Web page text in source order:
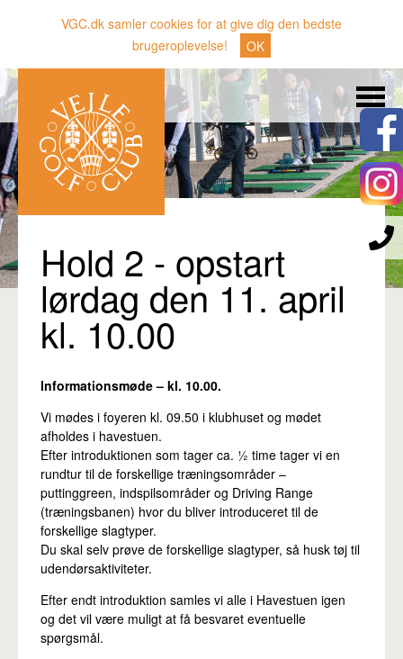
VGC.dk samler cookies for at give dig den bedste
brugeroplevelse!
OK
Nyheder
Klubben
Gæster
Sporten
Erhverv
Den lille Kok
Pro
Hold 2 - opstart
lørdag den 11. april
kl. 10.00
Informationsmøde – kl. 10.00.
Vi mødes i foyeren kl. 09.50 i klubhuset og mødet
afholdes i havestuen.
Efter introduktionen som tager ca. ½ time tager vi en
rundtur til de forskellige træningsområder –
puttinggreen, indspilsområder og Driving Range
(træningsbanen) hvor du bliver introduceret til de
forskellige slagtyper.
Du skal selv prøve de forskellige slagtyper, så husk tøj til
udendørsaktiviteter.
Efter endt introduktion samles vi alle i Havestuen igen
og det vil være muligt at få besvaret eventuelle
spørgsmål.